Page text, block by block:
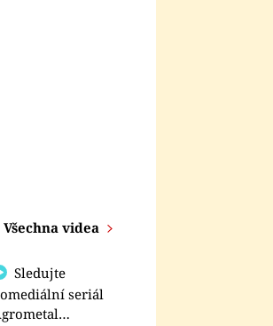
Všechna videa
Sledujte
seriál